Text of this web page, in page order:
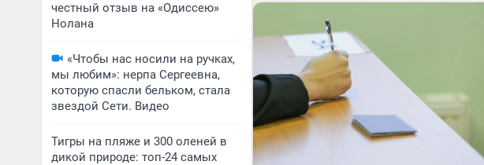
честный отзыв на «Одиссею»
Нолана
«Чтобы нас носили на ручках,
мы любим»: нерпа Сергеевна,
которую спасли бельком, стала
звездой Сети. Видео
Тигры на пляже и 300 оленей в
дикой природе: топ-24 самых